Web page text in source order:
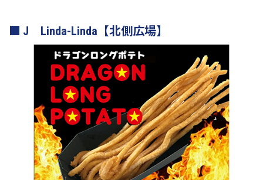
J Linda-Linda【北側広場】